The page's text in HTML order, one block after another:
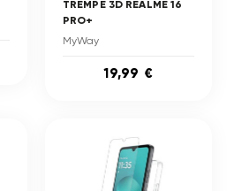
TREMPE 3D REALME 16
PRO+
MyWay
19,99 €